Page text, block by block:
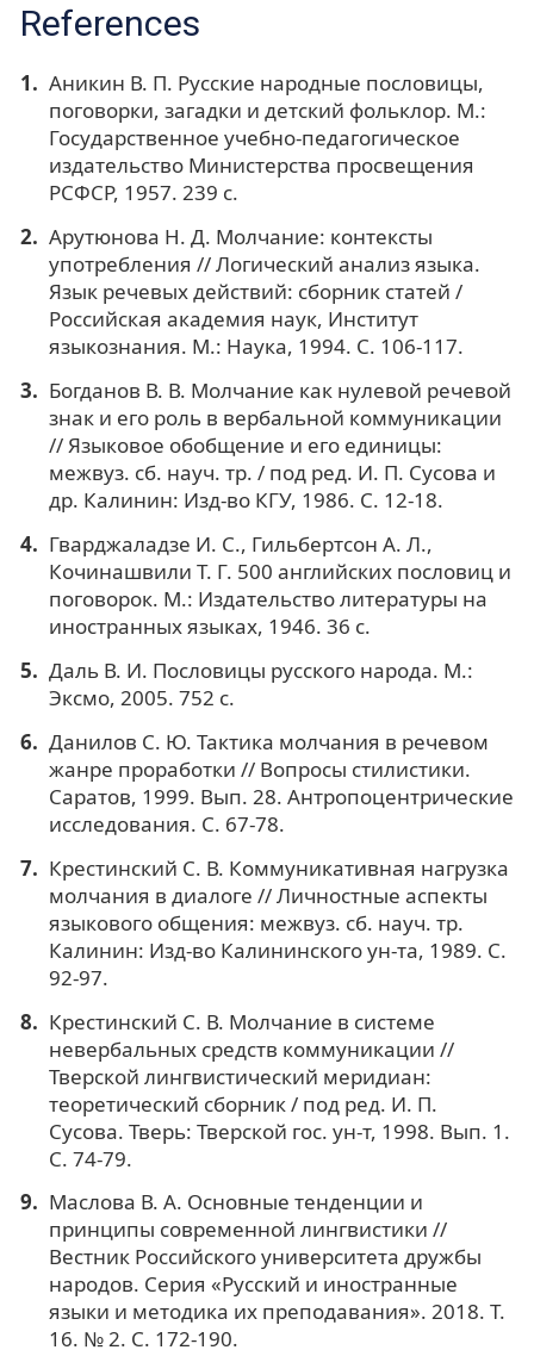
References
Аникин В. П. Русские народные пословицы,
поговорки, загадки и детский фольклор. М.:
Государственное учебно-педагогическое
издательство Министерства просвещения
РСФСР, 1957. 239 с.
Арутюнова Н. Д. Молчание: контексты
употребления // Логический анализ языка.
Язык речевых действий: сборник статей /
Российская академия наук, Институт
языкознания. М.: Наука, 1994. С. 106-117.
Богданов В. В. Молчание как нулевой речевой
знак и его роль в вербальной коммуникации
// Языковое обобщение и его единицы:
межвуз. сб. науч. тр. / под ред. И. П. Сусова и
др. Калинин: Изд-во КГУ, 1986. С. 12-18.
Гварджаладзе И. С., Гильбертсон А. Л.,
Кочинашвили Т. Г. 500 английских пословиц и
поговорок. М.: Издательство литературы на
иностранных языках, 1946. 36 с.
Даль В. И. Пословицы русского народа. М.:
Эксмо, 2005. 752 с.
Данилов С. Ю. Тактика молчания в речевом
жанре проработки // Вопросы стилистики.
Саратов, 1999. Вып. 28. Антропоцентрические
исследования. C. 67-78.
Крестинский С. В. Коммуникативная нагрузка
молчания в диалоге // Личностные аспекты
языкового общения: межвуз. сб. науч. тр.
Калинин: Изд-во Калининского ун-та, 1989. С.
92-97.
Крестинский С. В. Молчание в системе
невербальных средств коммуникации //
Тверской лингвистический меридиан:
теоретический сборник / под ред. И. П.
Сусова. Тверь: Тверской гос. ун-т, 1998. Вып. 1.
С. 74-79.
Маслова В. А. Основные тенденции и
принципы современной лингвистики //
Вестник Российского университета дружбы
народов. Серия «Русский и иностранные
языки и методика их преподавания». 2018. Т.
16. № 2. С. 172-190.